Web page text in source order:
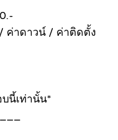
ค่าดาวน์ / ค่าติดตั้ง
นี้เท่านั้น*